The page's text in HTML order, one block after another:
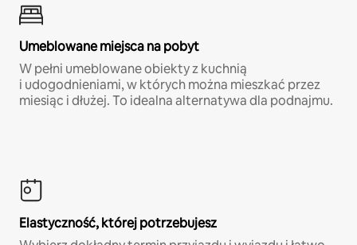
Umeblowane miejsca na pobyt
W pełni umeblowane obiekty z kuchnią
i udogodnieniami, w których można mieszkać przez
miesiąc i dłużej. To idealna alternatywa dla podnajmu.
Elastyczność, której potrzebujesz